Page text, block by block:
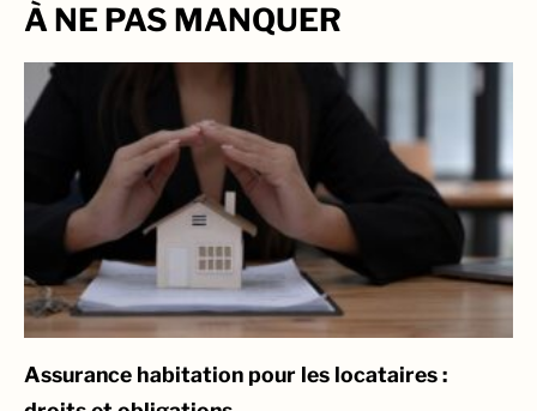
À NE PAS MANQUER
Assurance habitation pour les locataires :